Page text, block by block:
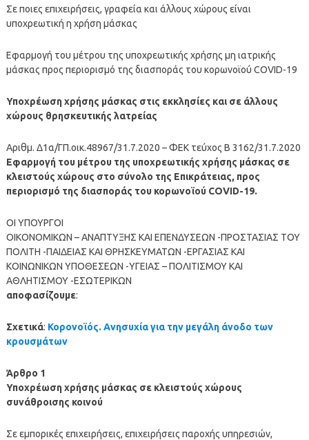
Σε ποιες επιχειρήσεις, γραφεία και άλλους χώρους είναι
υποχρεωτική η χρήση μάσκας
Εφαρμογή του μέτρου της υποχρεωτικής χρήσης μη ιατρικής
μάσκας προς περιορισμό της διασποράς του κορωνοϊού COVID-19
Υποχρέωση χρήσης μάσκας στις εκκλησίες και σε άλλους
χώρους θρησκευτικής λατρείας
Αριθμ. Δ1α/ΓΠ.οικ.48967/31.7.2020 – ΦΕΚ τεύχος Β 3162/31.7.2020
Εφαρμογή του μέτρου της υποχρεωτικής χρήσης μάσκας σε
κλειστούς χώρους στο σύνολο της Επικράτειας, προς
περιορισμό της διασποράς του κορωνοϊού COVID-19.
ΟΙ ΥΠΟΥΡΓΟΙ
ΟΙΚΟΝΟΜΙΚΩΝ – ΑΝΑΠΤΥΞΗΣ ΚΑΙ ΕΠΕΝΔΥΣΕΩΝ -ΠΡΟΣΤΑΣΙΑΣ ΤΟΥ
ΠΟΛΙΤΗ -ΠΑΙΔΕΙΑΣ ΚΑΙ ΘΡΗΣΚΕΥΜΑΤΩΝ -ΕΡΓΑΣΙΑΣ ΚΑΙ
ΚΟΙΝΩΝΙΚΩΝ ΥΠΟΘΕΣΕΩΝ -ΥΓΕΙΑΣ – ΠΟΛΙΤΙΣΜΟΥ ΚΑΙ
ΑΘΛΗΤΙΣΜΟΥ -ΕΣΩΤΕΡΙΚΩΝ
αποφασίζουμε:
Σχετικά: Κορονοϊός. Ανησυχία για την μεγάλη άνοδο των
κρουσμάτων
Άρθρο 1
Υποχρέωση χρήσης μάσκας σε κλειστούς χώρους
συνάθροισης κοινού
Σε εμπορικές επιχειρήσεις, επιχειρήσεις παροχής υπηρεσιών,